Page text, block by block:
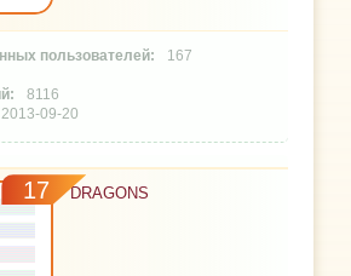
167
8116
2013-09-20
17 DRAGONS